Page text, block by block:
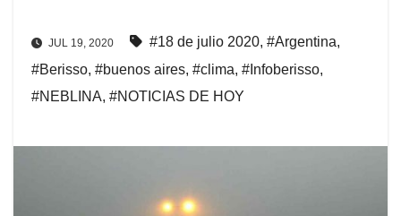
JUL 19, 2020 #18 de julio 2020, #Argentina,
#Berisso, #buenos aires, #clima, #Infoberisso,
#NEBLINA, #NOTICIAS DE HOY